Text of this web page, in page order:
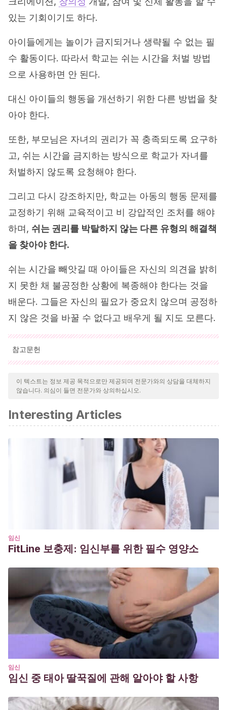
있는 기회이기도 하다.
아이들에게는 놀이가 금지되거나 생략될 수 없는 필
수 활동이다. 따라서 학교는 쉬는 시간을 처벌 방법
으로 사용하면 안 된다.
대신 아이들의 행동을 개선하기 위한 다른 방법을 찾
아야 한다.
또한, 부모님은 자녀의 권리가 꼭 충족되도록 요구하
고, 쉬는 시간을 금지하는 방식으로 학교가 자녀를
처벌하지 않도록 요청해야 한다.
그리고 다시 강조하지만, 학교는 아동의 행동 문제를
교정하기 위해 교육적이고 비 강압적인 조처를 해야
하며, 쉬는 권리를 박탈하지 않는 다른 유형의 해결책
을 찾아야 한다.
쉬는 시간을 빼앗길 때 아이들은 자신의 의견을 밝히
지 못한 채 불공정한 상황에 복종해야 한다는 것을
배운다. 그들은 자신의 필요가 중요치 않으며 공정하
지 않은 것을 바꿀 수 없다고 배우게 될 지도 모른다.
참고문헌
인용된 모든 출처는 우리 팀에 의해 집요하게 검토되어 질의의 질,
신뢰성, 시대에 맞음 및 타당성을 보장하기 위해 처리되었습니다.
이 문서의 참고 문헌은 신뢰성이 있으며 학문적 또는 과학적으로 정
Mª Carmen Fernández Almoguera. Escuela de padres.
Premios y castigos en la educación de los hijos. Extraído
http://www.apoclam.org/sites-proyectos/tutoria-en-
primaria/doc/1ciclo/padres/
Bledys Isabel Guerra Villa, Jeidy Faizuly López
(2016). Universidad Antioquía. Castigar para
formar o castigar para controlar. Extraído de:
http://ayura.udea.edu.co:8080/jspui/bitstream/123456789/
이 텍스트는 정보 제공 목적으로만 제공되며 전문가와의 상담을 대체하지
않습니다. 의심이 들면 전문가와 상의하십시오.
Interesting Articles
임신
FitLine 보충제: 임신부를 위한 필수 영양소
임신
임신 중 태아 딸꾹질에 관해 알아야 할 사항